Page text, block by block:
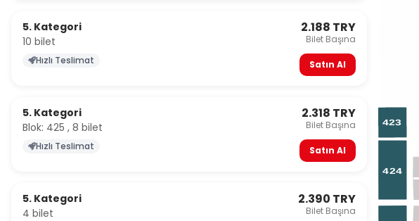
5. Kategori
10 bilet
2.188 TRY
Bilet Başına
Hızlı Teslimat
Satın Al
5. Kategori
Blok: 425 , 8 bilet
2.318 TRY
Bilet Başına
Hızlı Teslimat
Satın Al
5. Kategori
4 bilet
2.390 TRY
Bilet Başına
424
423